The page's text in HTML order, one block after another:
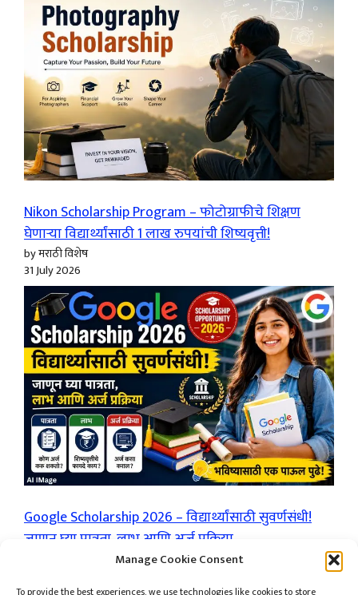
Manage Cookie Consent
To provide the best experiences, we use technologies like cookies to store
Nikon Scholarship Program – फोटोग्राफीचे शिक्षण
घेणाऱ्या विद्यार्थ्यांसाठी 1 लाख रुपयांची शिष्यवृत्ती!
by मराठी विशेष
31 July 2026
Google Scholarship 2026 – विद्यार्थ्यांसाठी सुवर्णसंधी!
जाणून घ्या पात्रता, लाभ आणि अर्ज प्रक्रिया